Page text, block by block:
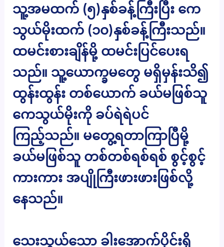
သူ့အမထက် (၅)နှစ်ခန့်ကြီးပြီး ကေ
သွယ်မိုးထက် (၁၀)နှစ်ခန့်ကြီးသည်။
ထမင်းစားချိန်မို့ ထမင်းပြင်ပေးရ
သည်။ သူ့ယောက္ခမတွေ မရှိမှန်းသိ၍
ထွန်းထွန်း တစ်ယောက် ခယ်မဖြစ်သူ
ကေသွယ်မိုးကို ခပ်ရဲရဲပင်
ကြည့်သည်။ မတွေ့ရတာကြာပြီမို့
ခယ်မဖြစ်သူ တစ်တစ်ရစ်ရစ် စွင့်စွင့်
ကားကား အပျိုကြီးဖားဖားဖြစ်လို့
နေသည်။
သေးသွယ်သော ခါးအောက်ပိုင်းရှိ